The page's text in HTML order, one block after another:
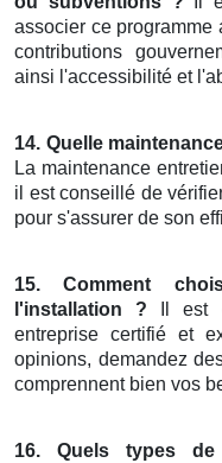
associer ce programme
contributions
ainsi l'accessibilité et
14. Quelle
La maintenance
il est conseillé de
pour s'assurer de son
15. Comment
l'installation ? Il est
entreprise certifié et
opinions, demandez
comprennent bien vos
16. Quels types